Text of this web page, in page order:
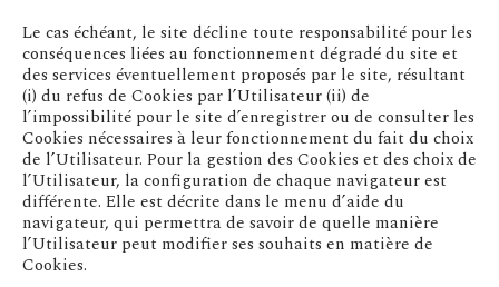
Le cas échéant, le site décline toute responsabilité pour les
conséquences liées au fonctionnement dégradé du site et
des services éventuellement proposés par le site, résultant
(i) du refus de Cookies par l’Utilisateur (ii) de
l’impossibilité pour le site d’enregistrer ou de consulter les
Cookies nécessaires à leur fonctionnement du fait du choix
de l’Utilisateur. Pour la gestion des Cookies et des choix de
l’Utilisateur, la configuration de chaque navigateur est
différente. Elle est décrite dans le menu d’aide du
navigateur, qui permettra de savoir de quelle manière
l’Utilisateur peut modifier ses souhaits en matière de
Cookies.